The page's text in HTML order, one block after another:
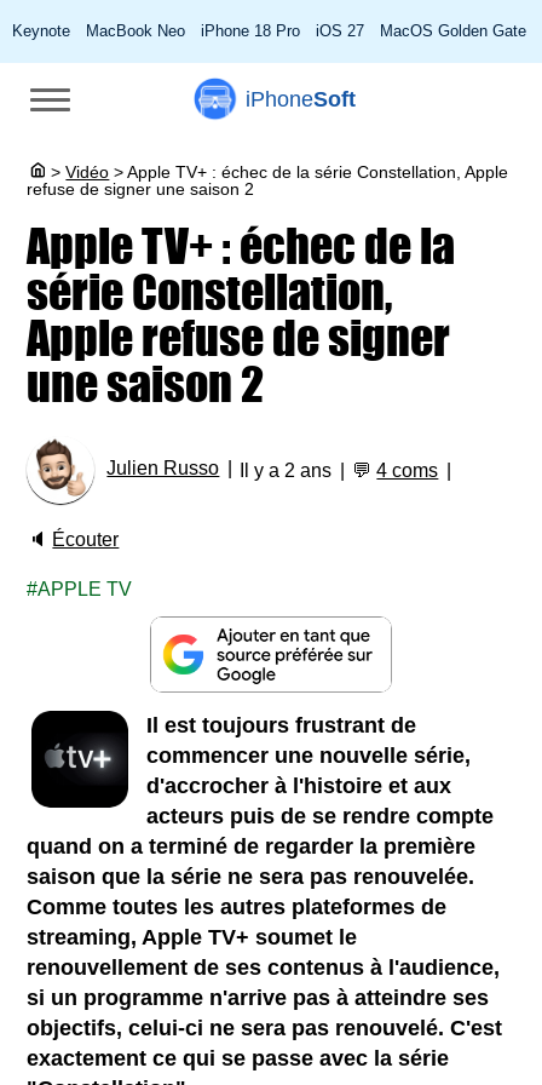
Keynote MacBook Neo iPhone 18 Pro iOS 27 MacOS Golden Gate
iPhoneSoft
> Vidéo >Apple TV+ : échec de la série Constellation, Apple
refuse de signer une saison 2
Apple TV+ : échec de la
série Constellation,
Apple refuse de signer
une saison 2
Julien Russo Il y a 2 ans 💬4 coms
🔈 Écouter
APPLE TV
Il est toujours frustrant de
commencer une nouvelle série,
d'accrocher à l'histoire et aux
acteurs puis de se rendre compte
quand on a terminé de regarder la première
saison que la série ne sera pas renouvelée.
Comme toutes les autres plateformes de
streaming, Apple TV+ soumet le
renouvellement de ses contenus à l'audience,
si un programme n'arrive pas à atteindre ses
objectifs, celui-ci ne sera pas renouvelé. C'est
exactement ce qui se passe avec la série